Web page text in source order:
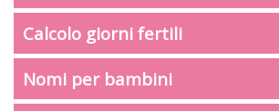
Calcolo giorni fertili
Nomi per bambini